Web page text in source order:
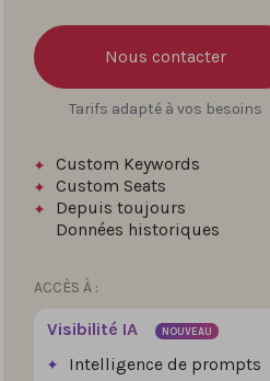
Nous contacter
Tarifs adapté à vos besoins
Custom Keywords
Custom Seats
Depuis toujours
Données historiques
ACCÈS À :
Visibilité IA NOUVEAU
Intelligence de prompts